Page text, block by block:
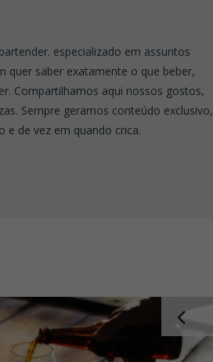
especializado em assuntos
quer saber exatamente o que beber,
Compartilhamos aqui nossos gostos,
Sempre geramos conteúdo exclusivo,
e de vez em quando crica.